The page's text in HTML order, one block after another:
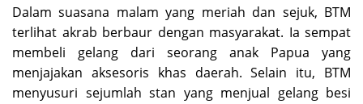
Dalam suasana malam yang meriah dan sejuk, BTM
terlihat akrab berbaur dengan masyarakat. Ia sempat
membeli gelang dari seorang anak Papua yang
menjajakan aksesoris khas daerah. Selain itu, BTM
menyusuri sejumlah stan yang menjual gelang besi